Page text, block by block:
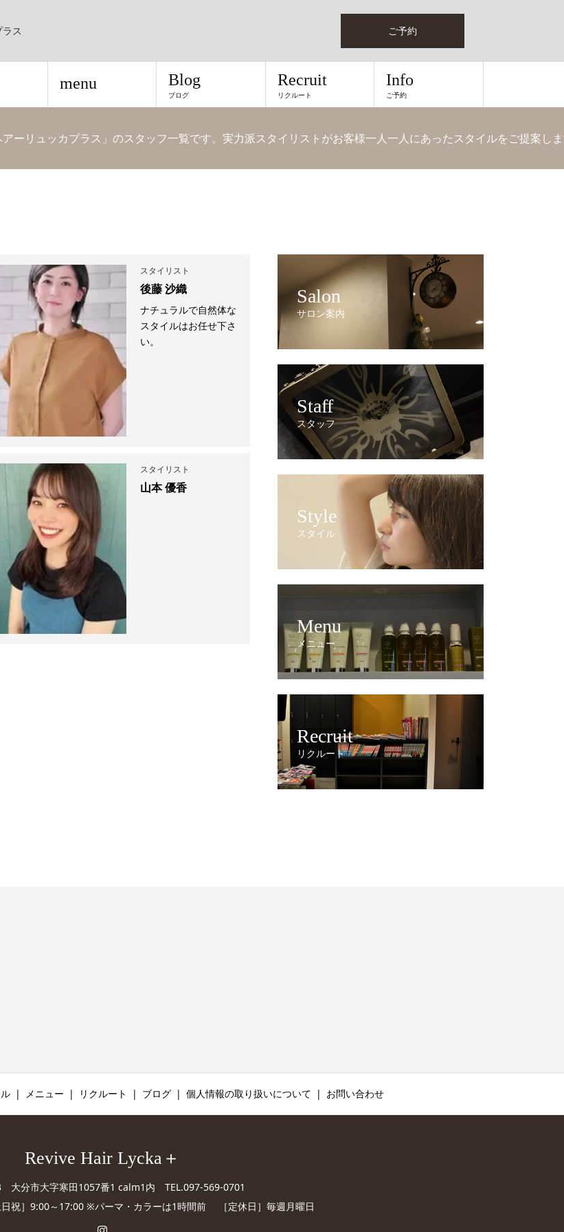
ス ご予約
menu Blog
ブログ
Recruit
リクルート
Info
ご予約
ーリュッカプラス」のスタッフ一覧です。実力派スタイリストがお客様一人一人にあったスタイルをご提案し
スタイリスト
後藤 沙織
ナチュラルで自然体な
スタイルはお任せ下さ
い。
スタイリスト
山本 優香
Salon
サロン案内
Staff
スタッフ
Style
スタイル
Menu
メニュー
Recruit
リクルート
メニュー リクルート ブログ 個人情報の取り扱いについて お問い合わせ
Revive Hair Lycka＋
大分市大字寒田1057番1 calm1内 TEL.097-569-0701
日祝］9:00～17:00 ※パーマ・カラーは1時間前 ［定休日］毎週月曜日